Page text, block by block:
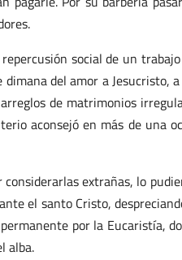
social de un
del amor a Jesucristo,
de matrimonios
aconsejó en más de una
extrañas, lo
el santo Cristo,
por la Eucaristía,
alba.